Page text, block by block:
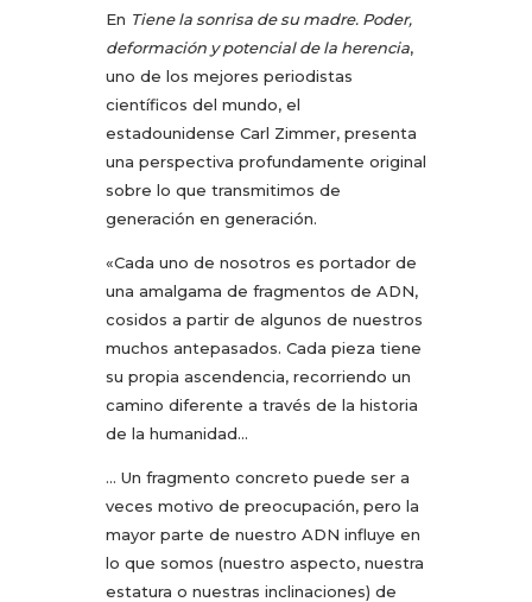
En Tiene la sonrisa de su madre. Poder,
deformación y potencial de la herencia,
uno de los mejores periodistas
científicos del mundo, el
estadounidense Carl Zimmer, presenta
una perspectiva profundamente original
sobre lo que transmitimos de
generación en generación.
«Cada uno de nosotros es portador de
una amalgama de fragmentos de ADN,
cosidos a partir de algunos de nuestros
muchos antepasados. Cada pieza tiene
su propia ascendencia, recorriendo un
camino diferente a través de la historia
de la humanidad…
… Un fragmento concreto puede ser a
veces motivo de preocupación, pero la
mayor parte de nuestro ADN influye en
lo que somos (nuestro aspecto, nuestra
estatura o nuestras inclinaciones) de